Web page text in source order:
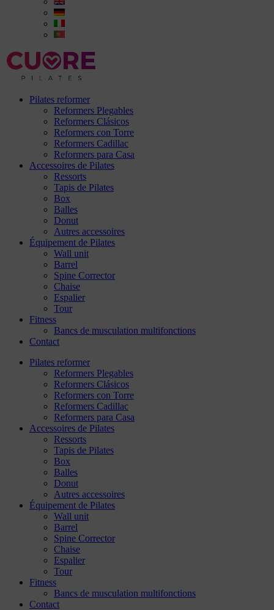
Pilates reformer
Reformers Plegables
Reformers Clásicos
Reformers con Torre
Reformers Cadillac
Reformers para Casa
Accessoires de Pilates
Ressorts
Tapis de Pilates
Box
Balles
Donut
Autres accessoires
Équipement de Pilates
Wall unit
Barrel
Spine Corrector
Chaise
Espalier
Tour
Fitness
Bancs de musculation multifonctions
Contact
Pilates reformer
Reformers Plegables
Reformers Clásicos
Reformers con Torre
Reformers Cadillac
Reformers para Casa
Accessoires de Pilates
Ressorts
Tapis de Pilates
Box
Balles
Donut
Autres accessoires
Équipement de Pilates
Wall unit
Barrel
Spine Corrector
Chaise
Espalier
Tour
Fitness
Bancs de musculation multifonctions
Contact